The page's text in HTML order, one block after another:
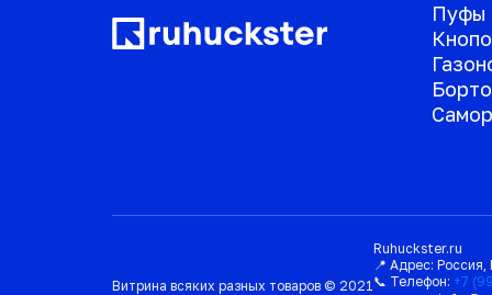
Пуфы
Витрина всяких разных товаров © 2021
Ruhuckster.ru
📍 Адрес: Россия,
📞 Телефон: +7